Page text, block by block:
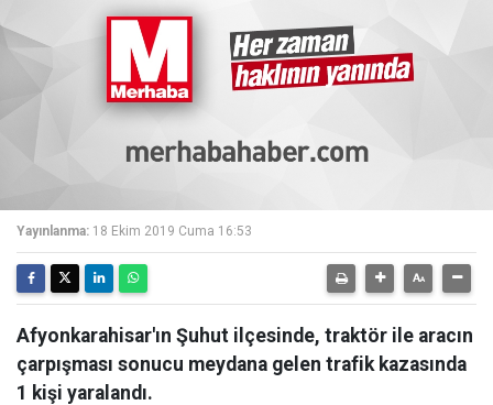
Yayınlanma: 18 Ekim 2019 Cuma 16:53
Afyonkarahisar'ın Şuhut ilçesinde, traktör ile aracın
çarpışması sonucu meydana gelen trafik kazasında
1 kişi yaralandı.